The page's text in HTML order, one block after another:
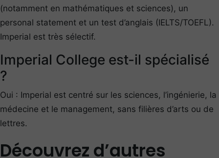
(notamment en mathématiques et sciences), un
personal statement et un test d’anglais (IELTS/TOEFL).
Imperial est très sélectif.
Imperial College est-il spécialisé
?
Oui : Imperial est centré sur les sciences, l’ingénierie, la
médecine et le management, sans filières d’arts ou de
lettres.
Découvrez d’autres